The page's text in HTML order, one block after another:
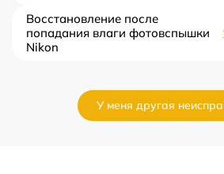
Восстановление после
попадания влаги фотовспышки
Nikon
У меня другая